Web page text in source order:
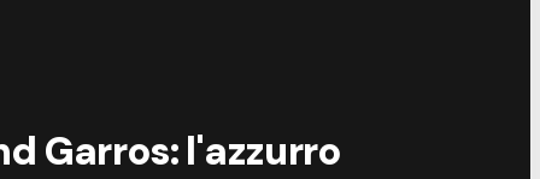
Garros: l'azzurro